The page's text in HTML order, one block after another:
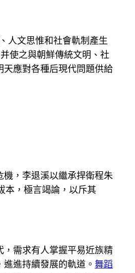
人文思惟和社會軌制產生
使之與朝鮮傳統文明、社
應對各種后現代問題供給
，李退溪以繼承捍衛程朱
本，極言竭論，以斥其
，需求有人掌握平易近族精
進持續發展的軌道。 舞蹈